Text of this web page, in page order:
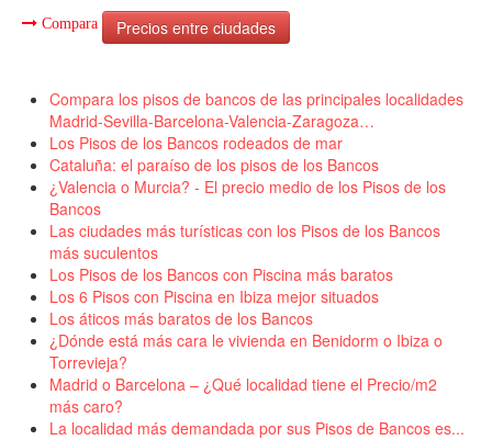
Compara Precios entre ciudades
Compara los pisos de bancos de las principales localidades
Madrid-Sevilla-Barcelona-Valencia-Zaragoza…
Los Pisos de los Bancos rodeados de mar
Cataluña: el paraíso de los pisos de los Bancos
¿Valencia o Murcia? - El precio medio de los Pisos de los
Bancos
Las ciudades más turísticas con los Pisos de los Bancos
más suculentos
Los Pisos de los Bancos con Piscina más baratos
Los 6 Pisos con Piscina en Ibiza mejor situados
Los áticos más baratos de los Bancos
¿Dónde está más cara le vivienda en Benidorm o Ibiza o
Torrevieja?
Madrid o Barcelona – ¿Qué localidad tiene el Precio/m2
más caro?
La localidad más demandada por sus Pisos de Bancos es...